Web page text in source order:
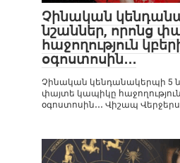
Չինական
նշաններ, որոնց
հաջողություն
օգոստոսին․․․
Չինական կենդանակերպի 5
փայտե կապիկը
օգոստոսին․․․ Վիշապ